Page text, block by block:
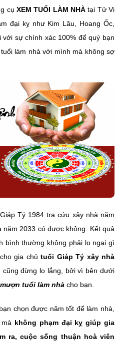
cụ XEM TUỔI LÀM NHÀtại Tử Vi
đại kỵ như Kim Lâu, Hoang Ốc,
với sự chính xác 100% để quý bạn
làm nhà với mình mà không sợ
Tý 1984 tra cứu xây nhà năm
năm 2033 có được không. Kết quả
bình thường không phải lo ngại gì
gia chủ tuổi Giáp Tý xây nhà
cũng đừng lo lắng, bởi vì bên dưới
mượn tuổi làm nhà cho bạn.
chọn được năm tốt để làm nhà,
không phạm đại kỵ giúp gia
ra, cuộc sống thuận hoà viên